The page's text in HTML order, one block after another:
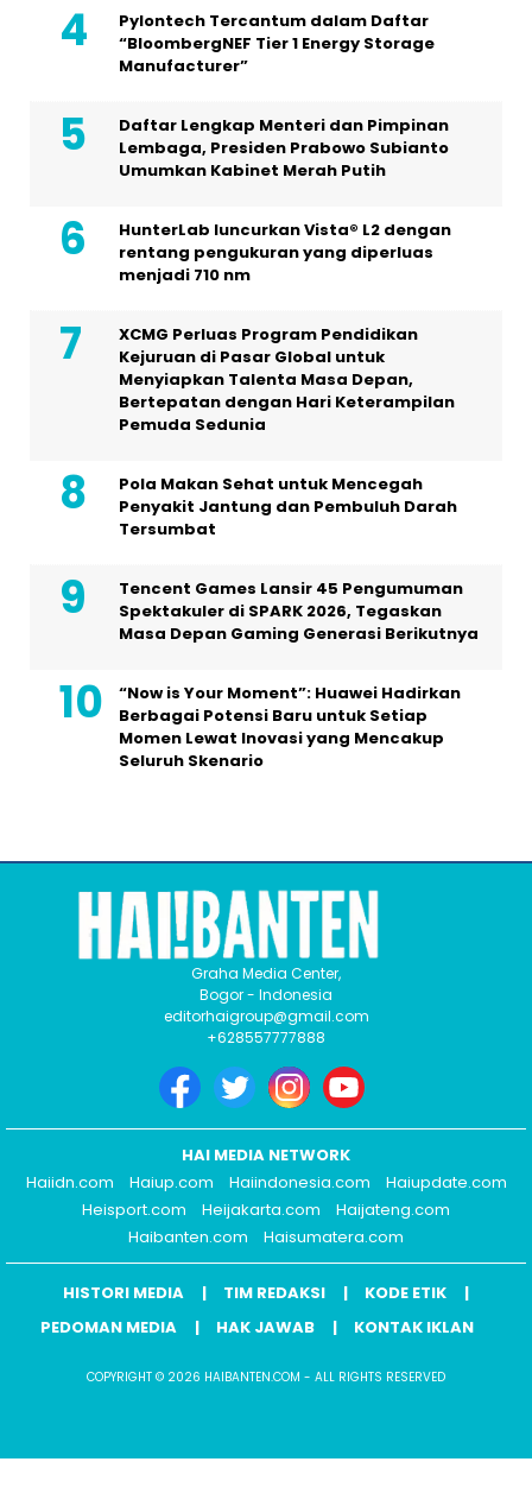
Pylontech Tercantum dalam Daftar
“BloombergNEF Tier 1 Energy Storage
Manufacturer”
Daftar Lengkap Menteri dan Pimpinan
Lembaga, Presiden Prabowo Subianto
Umumkan Kabinet Merah Putih
HunterLab luncurkan Vista® L2 dengan
rentang pengukuran yang diperluas
menjadi 710 nm
XCMG Perluas Program Pendidikan
Kejuruan di Pasar Global untuk
Menyiapkan Talenta Masa Depan,
Bertepatan dengan Hari Keterampilan
Pemuda Sedunia
Pola Makan Sehat untuk Mencegah
Penyakit Jantung dan Pembuluh Darah
Tersumbat
Tencent Games Lansir 45 Pengumuman
Spektakuler di SPARK 2026, Tegaskan
Masa Depan Gaming Generasi Berikutnya
“Now is Your Moment”: Huawei Hadirkan
Berbagai Potensi Baru untuk Setiap
Momen Lewat Inovasi yang Mencakup
Seluruh Skenario
Graha Media Center,
Bogor - Indonesia
editorhaigroup@gmail.com
+628557777888
HAI MEDIA NETWORK
Haiidn.com
Haiup.com Haiindonesia.com
Haiupdate.com
Heisport.com
Heijakarta.com
Haijateng.com
Haibanten.com
Haisumatera.com
HISTORI MEDIA TIM REDAKSI
KODE ETIK
PEDOMAN MEDIA
HAK JAWAB KONTAK IKLAN
COPYRIGHT © 2026 HAIBANTEN.COM - ALL RIGHTS RESERVED